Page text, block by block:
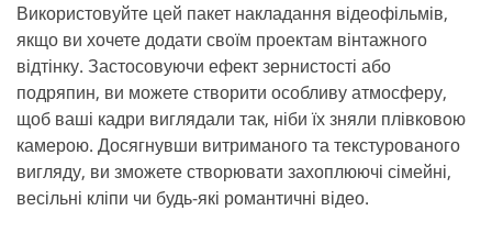
Використовуйте цей пакет накладання відеофільмів,
якщо ви хочете додати своїм проектам вінтажного
відтінку. Застосовуючи ефект зернистості або
подряпин, ви можете створити особливу атмосферу,
щоб ваші кадри виглядали так, ніби їх зняли плівковою
камерою. Досягнувши витриманого та текстурованого
вигляду, ви зможете створювати захоплюючі сімейні,
весільні кліпи чи будь-які романтичні відео.